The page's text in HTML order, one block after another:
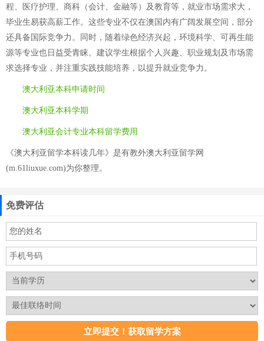
程、医疗护理、商科（会计、金融等）及教育等，就业市场需求大，
毕业生易获高薪工作。这些专业不仅在澳国内有广阔发展空间，部分
还具备国际竞争力。同时，随着绿色经济兴起，环境科学、可再生能
源等专业也日益受青睐。建议学生根据个人兴趣、职业规划及市场需
求选择专业，并注重实践技能培养，以提升就业竞争力。
澳大利亚本科申请时间
澳大利亚本科学期
澳大利亚会计专业本科留学费用
《澳大利亚留学本科读几年》是有教外澳大利亚留学网
(m.61liuxue.com)为你整理。
免费评估